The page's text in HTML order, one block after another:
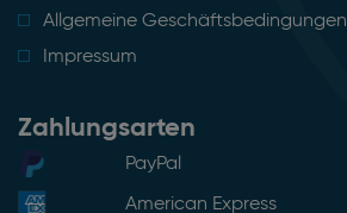
Allgemeine Geschäftsbedingungen
Impressum
Zahlungsarten
PayPal
American Express